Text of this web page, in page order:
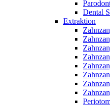
Dental
Extraktion